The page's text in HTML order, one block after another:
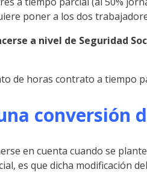
poner a los dos
a nivel de Seguridad
en cuenta cuando se
es que dicha modificación